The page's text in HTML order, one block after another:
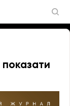
показати